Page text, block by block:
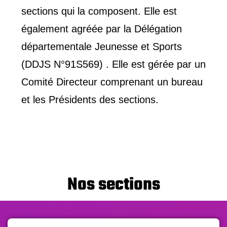
sections qui la composent. Elle est
également agréée par la Délégation
départementale Jeunesse et Sports
(DDJS N°91S569) . Elle est gérée par un
Comité Directeur comprenant un bureau
et les Présidents des sections.
Nos sections